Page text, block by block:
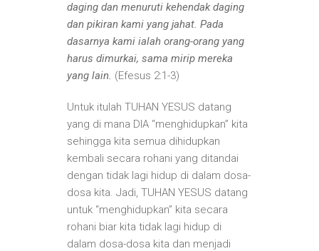
daging dan menuruti kehendak daging
dan pikiran kami yang jahat. Pada
dasarnya kami ialah orang-orang yang
harus dimurkai, sama mirip mereka
yang lain. (Efesus 2:1-3)
Untuk itulah TUHAN YESUS datang
yang di mana DIA “menghidupkan” kita
sehingga kita semua dihidupkan
kembali secara rohani yang ditandai
dengan tidak lagi hidup di dalam dosa-
dosa kita. Jadi, TUHAN YESUS datang
untuk “menghidupkan” kita secara
rohani biar kita tidak lagi hidup di
dalam dosa-dosa kita dan menjadi